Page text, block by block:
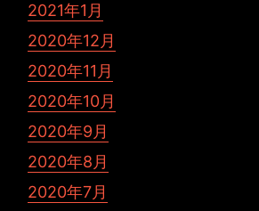
2021年1月
2020年12月
2020年11月
2020年10月
2020年9月
2020年8月
2020年7月